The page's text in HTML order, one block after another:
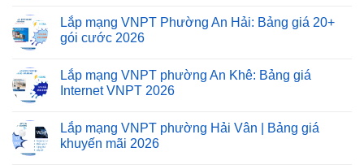
Lắp mạng VNPT Phường An Hải: Bảng giá 20+
gói cước 2026
Lắp mạng VNPT phường An Khê: Bảng giá
Internet VNPT 2026
Lắp mạng VNPT phường Hải Vân | Bảng giá
khuyến mãi 2026